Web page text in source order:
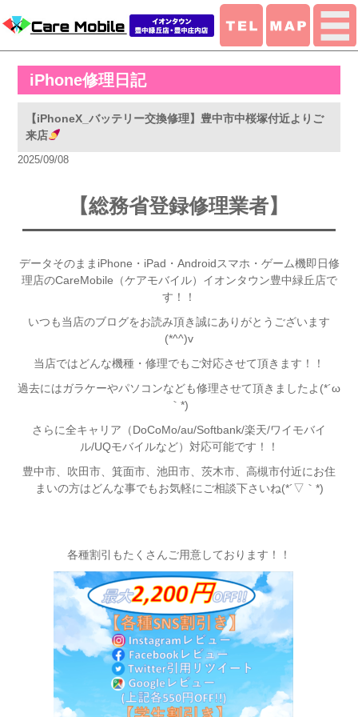
iPhone修理日記
【iPhoneX_バッテリー交換修理】豊中市中桜塚付近よりご
来店
2025/09/08
【総務省登録修理業者】
データそのままiPhone・iPad・Androidスマホ・ゲーム機即日修
理店のCareMobile（ケアモバイル）イオンタウン豊中緑丘店で
す！！
いつも当店のブログをお読み頂き誠にありがとうございます
(*^^)v
当店ではどんな機種・修理でもご対応させて頂きます！！
過去にはガラケーやパソコンなども修理させて頂きましたよ(*´ω
｀*)
さらに全キャリア（DoCoMo/au/Softbank/楽天/ワイモバイ
ル/UQモバイルなど）対応可能です！！
豊中市、吹田市、箕面市、池田市、茨木市、高槻市付近にお住
まいの方はどんな事でもお気軽にご相談下さいね(*´▽｀*)
各種割引もたくさんご用意しております！！